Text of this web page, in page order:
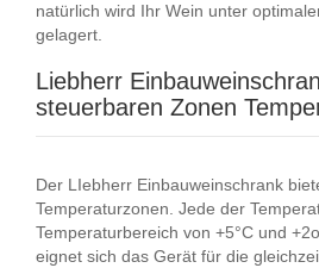
natürlich wird Ihr Wein unter
gelagert.
Liebherr
steuerbaren Zonen
Der LIebherr Einbauweinschrank
Temperaturzonen. Jede der
Temperaturbereich von +5°C und
eignet sich das Gerät für die